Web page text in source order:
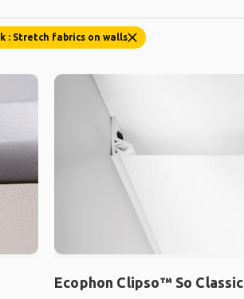
Falpanelek és paravánok : Stretch fabrics on walls
Ecophon Clipso™ So Classic